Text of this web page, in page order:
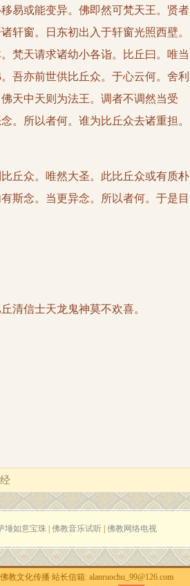
易或能变异。佛即然可梵天王。贤者
轩窗。日东初出入于轩窗光照西壁。
梵天请求诸幼小各诣。比丘曰。唯当
吾亦前世供比丘众。于心云何。舍利
天中天则为法王。调者不调然当受
。所以者何。谁为比丘众去诸重担。
丘众。唯然大圣。此比丘众或有质朴
斯念。当更异念。所以者何。于是目
信士天龙鬼神莫不欢喜。
埵如意宝珠 佛教音乐试听 佛教网络电视
文化传播 站长信箱: alanruochu_99@126.com